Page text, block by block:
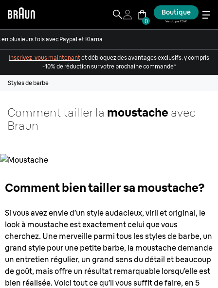
0
Boutique
Vendu par ESW
plusieurs fois avec Paypal et Klarna
Inscrivez-vous maintenantet débloquez des avantages exclusifs, y compris
-10% de réduction sur votre prochaine commande*
Styles de barbe
Comment tailler la moustache avec
Braun
Comment bien tailler sa moustache?
Si vous avez envie d’un style audacieux, viril et original, le
look à moustache est exactement celui que vous
cherchez. Une merveille parmi tous les styles de barbe, un
grand style pour une petite barbe, la moustache demande
un entretien régulier, un grand sens du détail et beaucoup
de goût, mais offre un résultat remarquable lorsqu’elle est
bien réalisée. Voici tout ce qu’il vous suffit de faire, en 5